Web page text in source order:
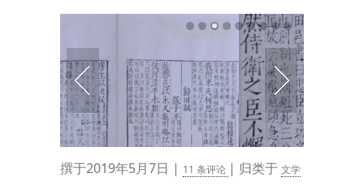
撰于2019年5月7日 | 11 条评论 | 归类于 文学